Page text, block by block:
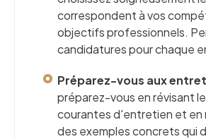
correspondent à vos
objectifs professionnels.
candidatures pour chaque
Préparez-vous aux
préparez-vous en révisant
courantes d'entretien et en
des exemples concrets qui